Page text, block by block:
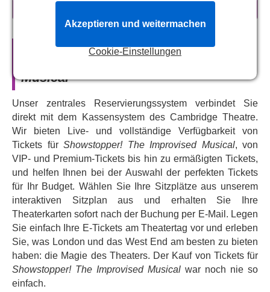
Warum Sie Showstopper-Tickets
buchen sollten
tanzen und spielen alles an einem unvergesslichen
Dieses improvisierte Musical, Gewinner des Olivier
Award 2019 in der Kategorie „Beste Unterhaltung und
Familie“, füllt seit 2008 die Veranstaltungsorte bis zum
Bersten.
Die gleichnamige BBC Radio 4-Serie begeisterte
Millionen
Die Besetzung wechselt ständig und stellt dem
Publikum legendäre britische Comedy-Talente vor.
Was passiert also in Showstopper The
Musical?
Die Handlung geht so: Sie treffen einen Musicalautoren,
dessen Deadline immer näher rückt. Ihm gehen die Ideen
aus und er braucht Ihre Hilfe. Das Publikum macht
spontane Vorschläge für Bühne, Musikstil und Titel der
Offizielle Theaterkarten für
Musical
Unser zentrales Reservierungssystem verbindet Sie
direkt mit dem Kassensystem des Cambridge Theatre.
Wir bieten Live- und vollständige Verfügbarkeit von
Tickets für Showstopper! The Improvised Musical, von
VIP- und Premium-Tickets bis hin zu ermäßigten Tickets,
und helfen Ihnen bei der Auswahl der perfekten Tickets
für Ihr Budget. Wählen Sie Ihre Sitzplätze aus unserem
interaktiven Sitzplan aus und erhalten Sie Ihre
Theaterkarten sofort nach der Buchung per E-Mail. Legen
Sie einfach Ihre E-Tickets am Theatertag vor und erleben
Sie, was London und das West End am besten zu bieten
haben: die Magie des Theaters. Der Kauf von Tickets für
Showstopper! The Improvised Musical war noch nie so
einfach.
Cookie-Einstellungen
Akzeptieren und weitermachen